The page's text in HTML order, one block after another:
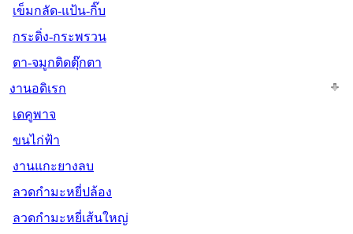
เข็มกลัด-แป้น-กิ๊บ
กระดิ่ง-กระพรวน
ตา-จมูกติดตุ๊กตา
งานอดิเรก
เดคูพาจ
ขนไก่ฟ้า
งานแกะยางลบ
ลวดกำมะหยี่ปล้อง
ลวดกำมะหยี่เส้นใหญ่